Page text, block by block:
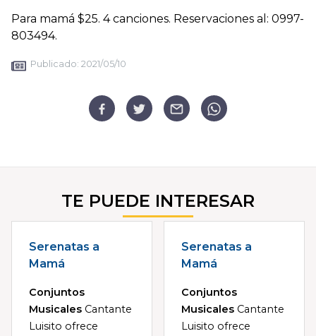
Para mamá $25. 4 canciones. Reservaciones al: 0997-
803494.
Publicado: 2021/05/10
TE PUEDE INTERESAR
Serenatas a
Mamá
Conjuntos
Musicales Cantante
Luisito ofrece
Serenatas a
Mamá
Conjuntos
Musicales Cantante
Luisito ofrece